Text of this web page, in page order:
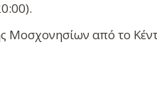
Μοσχονησίων από το